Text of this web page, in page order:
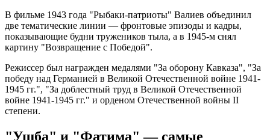
В фильме 1943 года "Рыбаки-патриоты" Валиев объединил
две тематические линии — фронтовые эпизоды и кадры,
показывающие будни тружеников тыла, а в 1945-м снял
картину "Возвращение с Победой".
Режиссер был награжден медалями "За оборону Кавказа", "За
победу над Германией в Великой Отечественной войне 1941-
1945 гг.", "За доблестный труд в Великой Отечественной
войне 1941-1945 гг." и орденом Отечественной войны II
степени.
"Ушба" и "Фатима" — самые